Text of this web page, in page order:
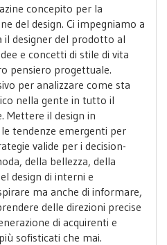
concepito per la
del design. Ci impegniamo a
il designer del prodotto al
e concetti di stile di vita
pensiero progettuale.‍
per analizzare come sta
nella gente in tutto il
Mettere il design in
tendenze emergenti per
valide per i decision-
della bellezza, della
design di interni e
ma anche di informare,
delle direzioni precise
di acquirenti e
sofisticati che mai.